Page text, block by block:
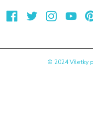
© 2024 Všetky